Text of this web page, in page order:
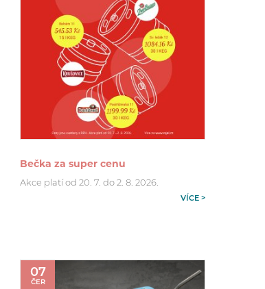
Bečka za super cenu
Akce platí od 20. 7. do 2. 8. 2026.
VÍCE >
07
ČER